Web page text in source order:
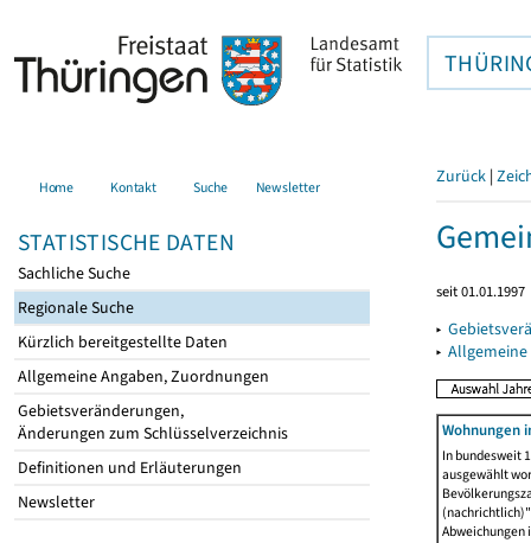
Home Kontakt Suche Newsletter
STATISTISCHE DATEN
Sachliche Suche
Regionale Suche
Kürzlich bereitgestellte Daten
Allgemeine Angaben, Zuordnungen
Gebietsveränderungen,
Änderungen zum Schlüsselverzeichnis
Definitionen und Erläuterungen
Newsletter
Zurück |
seit 01.01.1997
▸
▸
Wohnungen
In bundesweit
ausgewählt
Abweichungen